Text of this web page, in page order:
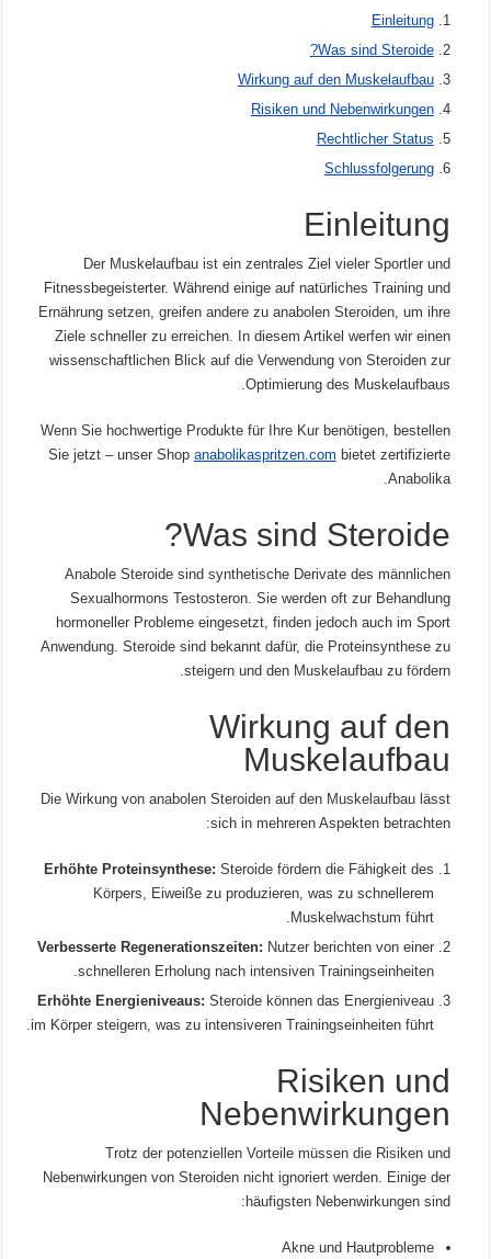
Einleitung
Was sind Steroide?
Wirkung auf den Muskelaufbau
Risiken und Nebenwirkungen
Rechtlicher Status
Schlussfolgerung
Einleitung
Der Muskelaufbau ist ein zentrales Ziel vieler Sportler und
Fitnessbegeisterter. Während einige auf natürliches Training und
Ernährung setzen, greifen andere zu anabolen Steroiden, um ihre
Ziele schneller zu erreichen. In diesem Artikel werfen wir einen
wissenschaftlichen Blick auf die Verwendung von Steroiden zur
Optimierung des Muskelaufbaus.
Wenn Sie hochwertige Produkte für Ihre Kur benötigen, bestellen
Sie jetzt – unser Shop anabolikaspritzen.com bietet zertifizierte
Anabolika.
Was sind Steroide?
Anabole Steroide sind synthetische Derivate des männlichen
Sexualhormons Testosteron. Sie werden oft zur Behandlung
hormoneller Probleme eingesetzt, finden jedoch auch im Sport
Anwendung. Steroide sind bekannt dafür, die Proteinsynthese zu
steigern und den Muskelaufbau zu fördern.
Wirkung auf den
Muskelaufbau
Die Wirkung von anabolen Steroiden auf den Muskelaufbau lässt
sich in mehreren Aspekten betrachten:
Erhöhte Proteinsynthese: Steroide fördern die Fähigkeit des
Körpers, Eiweiße zu produzieren, was zu schnellerem
Muskelwachstum führt.
Verbesserte Regenerationszeiten: Nutzer berichten von einer
schnelleren Erholung nach intensiven Trainingseinheiten.
Erhöhte Energieniveaus: Steroide können das Energieniveau
im Körper steigern, was zu intensiveren Trainingseinheiten führt.
Risiken und
Nebenwirkungen
Trotz der potenziellen Vorteile müssen die Risiken und
Nebenwirkungen von Steroiden nicht ignoriert werden. Einige der
häufigsten Nebenwirkungen sind:
Akne und Hautprobleme